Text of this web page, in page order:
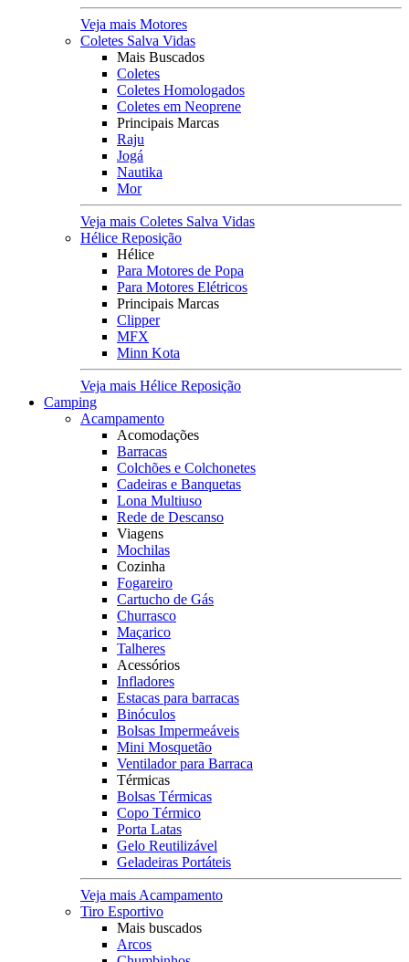
Veja mais Motores
Coletes Salva Vidas
Mais Buscados
Coletes
Coletes Homologados
Coletes em Neoprene
Principais Marcas
Raju
Jogá
Nautika
Mor
Veja mais Coletes Salva Vidas
Hélice Reposição
Hélice
Para Motores de Popa
Para Motores Elétricos
Principais Marcas
Clipper
MFX
Minn Kota
Veja mais Hélice Reposição
Camping
Acampamento
Acomodações
Barracas
Colchões e Colchonetes
Cadeiras e Banquetas
Lona Multiuso
Rede de Descanso
Viagens
Mochilas
Cozinha
Fogareiro
Cartucho de Gás
Churrasco
Maçarico
Talheres
Acessórios
Infladores
Estacas para barracas
Binóculos
Bolsas Impermeáveis
Mini Mosquetão
Ventilador para Barraca
Térmicas
Bolsas Térmicas
Copo Térmico
Porta Latas
Gelo Reutilizável
Geladeiras Portáteis
Veja mais Acampamento
Tiro Esportivo
Mais buscados
Arcos